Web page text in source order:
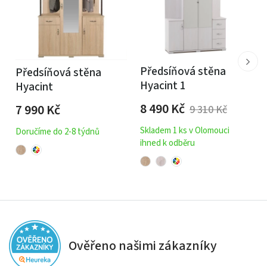
Předsíňová stěna
Hyacint
7 990Kč
Doručíme do 2-8 týdnů
Předsíňová stěna
Hyacint 1
8 490Kč 9 310Kč
Skladem 1 ks v Olomouci
ihned k odběru
Ověřeno našimi zákazníky